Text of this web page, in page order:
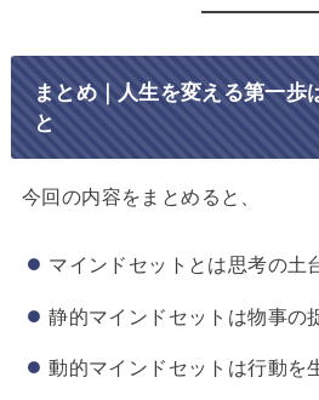
まとめ｜人生を変える第一歩
と
今回の内容をまとめると、
マインドセットとは思考の土
静的マインドセットは物事の
動的マインドセットは行動を